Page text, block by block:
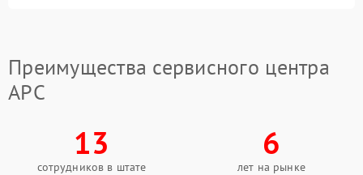
Преимущества сервисного центра
APC
13
сотрудников в штате
6
лет на рынке